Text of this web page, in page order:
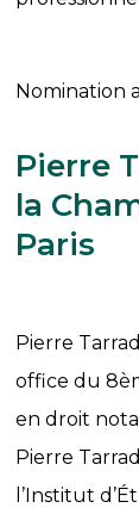
Nomination
Pierre
la
Paris
Pierre
office du
en droit
Pierre
l’Institut